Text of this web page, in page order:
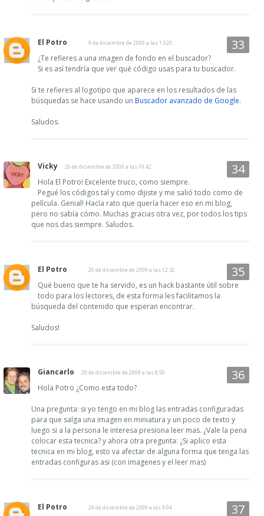
El Potro 9 de diciembre de 2009 a las 13:20
¿Te refieres a una imagen de fondo en el buscador?
Si es así tendría que ver qué código usas para tu buscador.
Si te refieres al logotipo que aparece en los resultados de las
búsquedas se hace usando un Buscador avanzado de Google.
Saludos.
Vicky 26 de diciembre de 2009 a las 10:42
Hola El Potro! Excelente truco, como siempre.
Pegué los códigos tal y como dijiste y me salió todo como de
película. Genial! Hacía rato que quería hacer eso en mi blog,
pero no sabía cómo. Muchas gracias otra vez, por todos los tips
que nos das siempre. Saludos.
El Potro 26 de diciembre de 2009 a las 12:32
Qué bueno que te ha servido, es un hack bastante útil sobre
todo para los lectores, de esta forma les facilitamos la
búsqueda del contenido que esperan encontrar.
Saludos!
Giancarlo 29 de diciembre de 2009 a las 8:50
Hola Potro ¿Como esta todo?
Una pregunta: si yo tengo en mi blog las entradas configuradas
para que salga una imagen en miniatura y un poco de texto y
luego si a la persona le interesa presiona leer mas. ¿Vale la pena
colocar esta tecnica? y ahora otra pregunta: ¿Si aplico esta
tecnica en mi blog, esto va afectar de alguna forma que tenga las
entradas configuras asi (con imagenes y el leer mas)
El Potro 29 de diciembre de 2009 a las 9:04